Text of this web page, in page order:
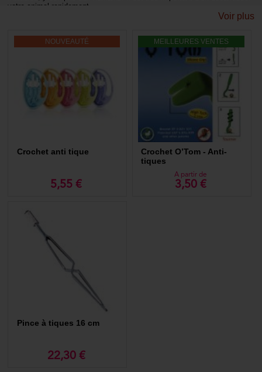
votre animal rapidement.
Les tiques sont présentes dans certains environnements, comme les
forêts et les campagnes. Plus rarement, on en trouve en milieux
urbains, dans les espaces verts comme les parcs ou les jardins. Si
vous avez l’habitude de promener votre chien en pleine nature, pensez à
vérifier régulièrement son pelage et redoublez de vigilance au moment
du brossage. Vous devez agir le plus rapidement possible, dès que vous
remarquez la présence d’une ou plusieurs tiques. En effet, il faut ôter
l’intégralité du parasite avec une pince à tique pour limiter la
contamination et le risque d’infection. Pour procéder à cette opération,
vous devez posséder une pince à tiques pour chien. Il est en effet
déconseillé d’utiliser ses doigts ou une pince à épiler, car l’extraction
Comment utiliser une pince à tiques pour chien
par désinfecter soigneusement la zone à l’aide d’un coton imbibé
d’alcool ou d’une solution assainissante. Positionnez le crochet au
niveau de la tique, puis tournez l’instrument dans le sens inverse des
aiguilles d’une montre pour la décrocher. Complétez ce geste avec un
traitement antiparasitaire, conformément aux recommandations de votre
vétérinaire. Si votre chien est réticent lors de l’utilisation de la pince à
tique, vous pouvez avoir recours à un feutre anti-tiques imbibé de
perméthrine. Il suffit d’en recouvrir le parasite, qui se décrochera tout
seul au bout de quelques heures.
Voir plus
NOUVEAUTÉ
Crochet anti tique
5,55 €
MEILLEURES VENTES
Crochet O’Tom - Anti-
tiques
A partir de
3,50 €
Pince à tiques 16 cm
22,30 €